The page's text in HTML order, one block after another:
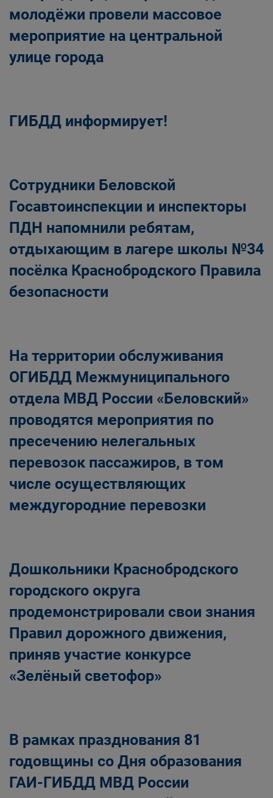
молодёжи провели массовое
мероприятие на центральной
улице города
ГИБДД информирует!
Сотрудники Беловской
Госавтоинспекции и инспекторы
ПДН напомнили ребятам,
отдыхающим в лагере школы №34
посёлка Краснобродского Правила
безопасности
На территории обслуживания
ОГИБДД Межмуниципального
отдела МВД России «Беловский»
проводятся мероприятия по
пресечению нелегальных
перевозок пассажиров, в том
числе осуществляющих
междугородние перевозки
Дошкольники Краснобродского
городского округа
продемонстрировали свои знания
Правил дорожного движения,
приняв участие конкурсе
«Зелёный светофор»
В рамках празднования 81
годовщины со Дня образования
ГАИ-ГИБДД МВД России